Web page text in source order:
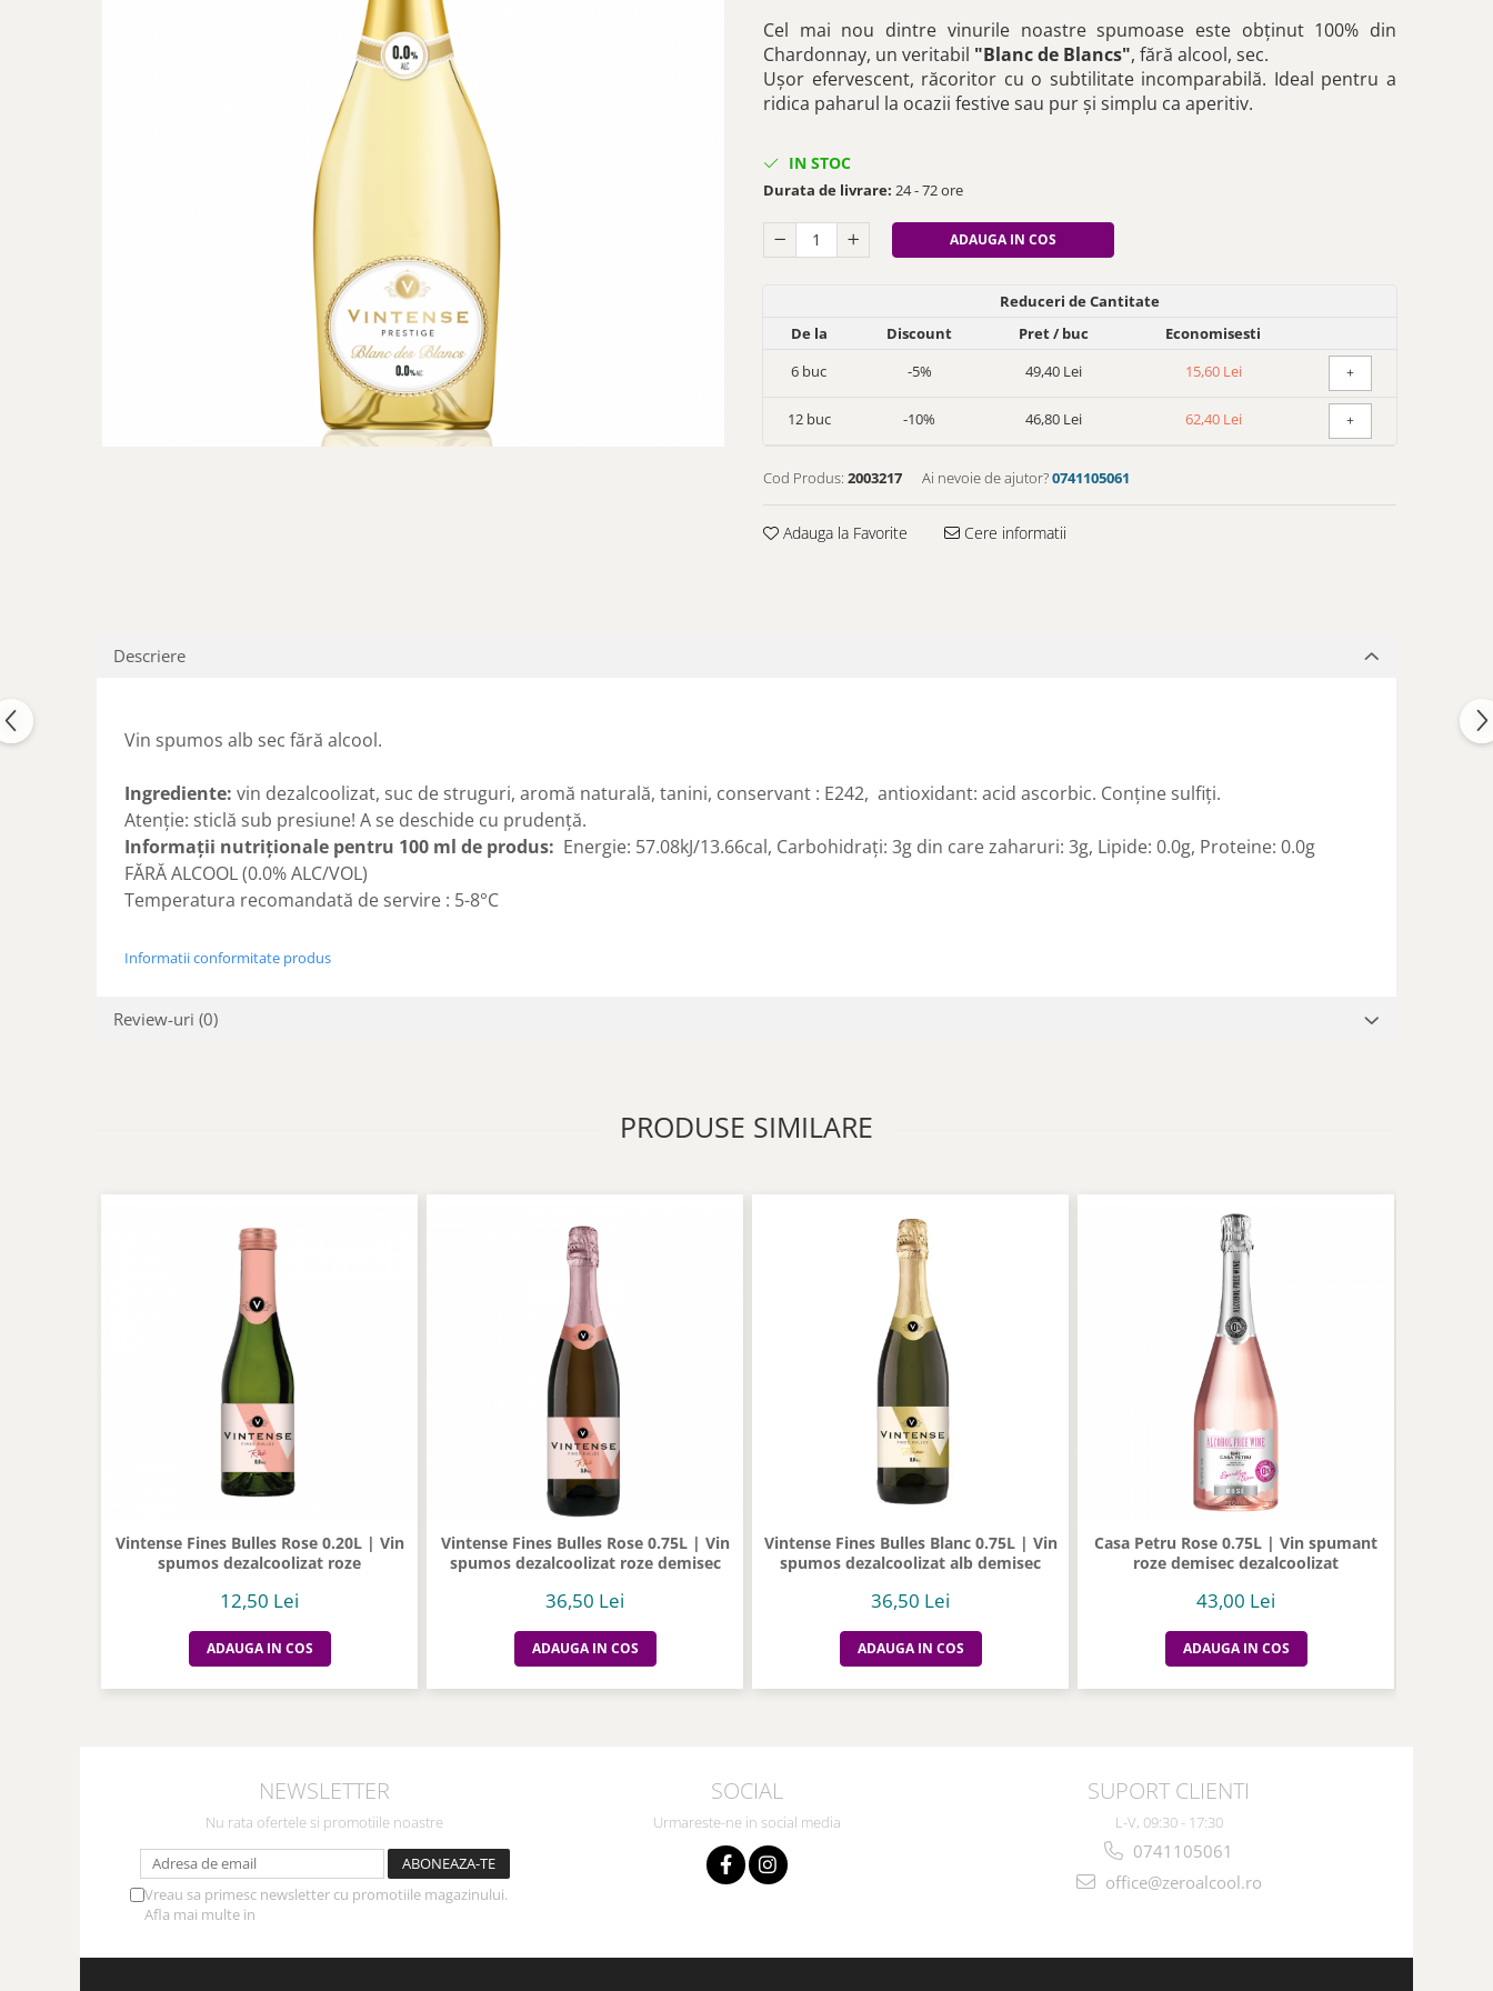
Cel mai nou dintre vinurile noastre spumoase este obținut 100% din
Chardonnay, un veritabil "Blanc de Blancs", fără alcool, sec.
Ușor efervescent, răcoritor cu o subtilitate incomparabilă. Ideal pentru a
ridica paharul la ocazii festive sau pur și simplu ca aperitiv.
IN STOC
Durata de livrare: 24 - 72 ore
ADAUGA IN COS
Reduceri de Cantitate
De la
Discount Pret/ buc
Economisesti
6 buc -5% 49,40 Lei 15,60 Lei +
12buc -10% 46,80 Lei 62,40 Lei +
Cod Produs: 2003217 Ai nevoie de ajutor?0741105061
Adauga la Favorite Cere informatii
Descriere
Vin spumos alb sec fără alcool.
Ingrediente: vin dezalcoolizat, suc de struguri, aromă naturală, tanini, conservant : E242, antioxidant: acid ascorbic. Conţine sulfiţi.
Atenţie: sticlă sub presiune! A se deschide cu prudenţă.
Informaţii nutriţionale pentru 100 ml de produs: Energie: 57.08kJ/13.66cal, Carbohidraţi: 3g din care zaharuri: 3g, Lipide: 0.0g, Proteine: 0.0g
FĂRĂ ALCOOL (0.0% ALC/VOL)
Temperatura recomandată de servire : 5-8°C
Informatii conformitate produs
Review-uri (0)
PRODUSE SIMILARE
Vintense Fines Bulles Rose 0.20L | Vin
spumos dezalcoolizat roze
12,50 Lei
ADAUGA IN COS
Vintense Fines Bulles Rose 0.75L | Vin
spumos dezalcoolizat roze demisec
36,50 Lei
ADAUGA IN COS
Vintense Fines Bulles Blanc 0.75L | Vin
spumos dezalcoolizat alb demisec
36,50 Lei
ADAUGA IN COS
Casa Petru Rose 0.75L | Vin spumant
roze demisec dezalcoolizat
43,00 Lei
ADAUGA IN COS
NEWSLETTER
Nu rata ofertele si promotiile noastre
Vreau sa primesc newsletter cu promotiile magazinului.
Afla mai multe in
SOCIAL
Urmareste-ne in social media
SUPORT CLIENTI
L-V, 09:30 - 17:30
0741105061
office@zeroalcool.ro